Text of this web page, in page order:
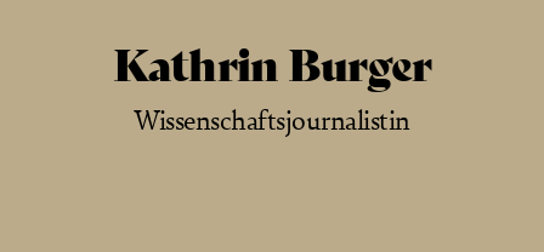
Kathrin Burger
Wissenschaftsjournalistin